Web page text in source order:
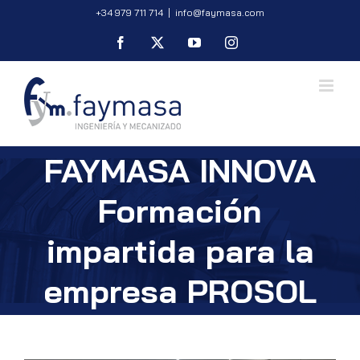
+34 979 711 714 info@faymasa.com
Facebook YouTubeInstagram
FAYMASA INNOVA
Formación
impartida para la
empresa PROSOL